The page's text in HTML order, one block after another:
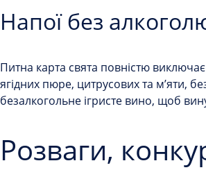
Напої без
Питна карта свята повністю
ягідних пюре, цитрусових та м’яти,
безалкогольне ігристе вино, щоб
Розваги,